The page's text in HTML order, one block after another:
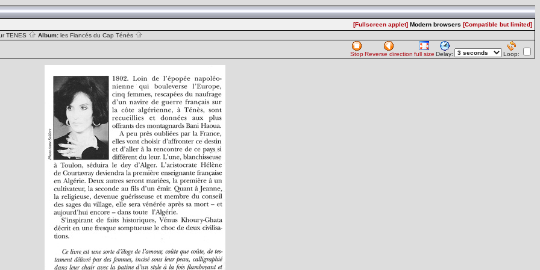
[Fullscreen applet] Modern browsers [Compatible but limited]
TENES
Album: les Fiancés du Cap Ténès
StopReverse direction full size Delay: Loop: